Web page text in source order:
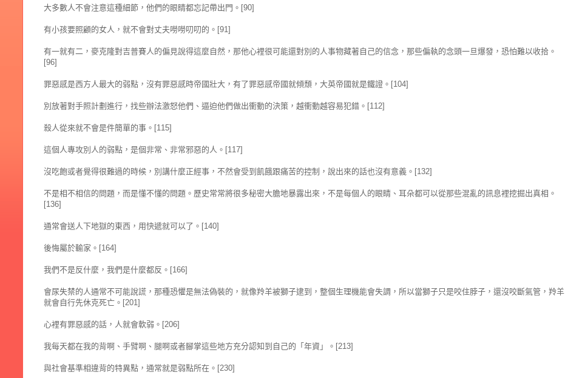
大多數人不會注意這種細節，他們的眼睛都忘記帶出門。[90]
有小孩要照顧的女人，就不會對丈夫嘮嘮叨叨的。[91]
有一就有二，麥克隆對吉普賽人的偏見說得這麼自然，那他心裡很可能還對別的人事物藏著自己的信念，那些偏執的念頭一旦爆發，恐怕難以收拾。
[96]
罪惡感是西方人最大的弱點，沒有罪惡感時帝國壯大，有了罪惡感帝國就傾頹，大英帝國就是鐵證。[104]
別放著對手照計劃進行，找些辦法激怒他們、逼迫他們做出衝動的決策，越衝動越容易犯錯。[112]
殺人從來就不會是件簡單的事。[115]
這個人專攻別人的弱點，是個非常、非常邪惡的人。[117]
沒吃飽或者覺得很難過的時候，別講什麼正經事，不然會受到飢餓跟痛苦的控制，說出來的話也沒有意義。[132]
不是相不相信的問題，而是懂不懂的問題。歷史常常將很多秘密大膽地暴露出來，不是每個人的眼睛、耳朵都可以從那些混亂的訊息裡挖掘出真相。
[136]
通常會送人下地獄的東西，用快遞就可以了。[140]
後悔屬於輸家。[164]
我們不是反什麼，我們是什麼都反。[166]
會尿失禁的人通常不可能說謊，那種恐懼是無法偽裝的，就像羚羊被獅子逮到，整個生理機能會失調，所以當獅子只是咬住脖子，還沒咬斷氣管，羚羊
就會自行先休克死亡。[201]
心裡有罪惡感的話，人就會軟弱。[206]
我每天都在我的背啊、手臂啊、腿啊或者腳掌這些地方充分認知到自己的「年資」。[213]
與社會基準相違背的特異點，通常就是弱點所在。[230]